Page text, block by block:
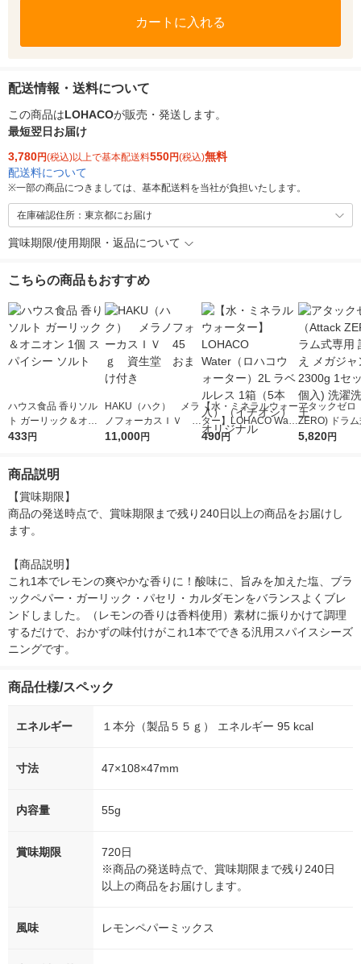
カートに入れる
配送情報・送料について
この商品はLOHACOが販売・発送します。
最短翌日お届け
3,780円(税込)以上で基本配送料550円(税込)無料
配送料について
※一部の商品につきましては、基本配送料を当社が負担いたします。
在庫確認住所：東京都にお届け
賞味期限/使用期限・返品について
こちらの商品もおすすめ
ハウス食品 香りソル
ト ガーリック＆オニ
オン 1個 スパイシー
433円
HAKU（ハク） メラ
ノフォーカスＩＶ 4
5ｇ 資生堂 おまけ
11,000円
【水・ミネラルウォー
ター】LOHACO Wate
r（ロハコウォータ
490円
アタックゼロ
ZERO) ドラ
詰め替え メガ
5,820円
商品説明
【賞味期限】
商品の発送時点で、賞味期限まで残り240日以上の商品をお届けし
ます。
【商品説明】
これ1本でレモンの爽やかな香りに！酸味に、旨みを加えた塩、ブラ
ックペパー・ガーリック・パセリ・カルダモンをバランスよくブレ
ンドしました。（レモンの香りは香料使用）素材に振りかけて調理
するだけで、おかずの味付けがこれ1本でできる汎用スパイスシーズ
ニングです。
商品仕様/スペック
エネルギー １本分（製品５５ｇ） エネルギー 95 kcal
寸法 47×108×47mm
内容量 55g
賞味期限
720日
※商品の発送時点で、賞味期限まで残り240日
以上の商品をお届けします。
風味 レモンペパーミックス